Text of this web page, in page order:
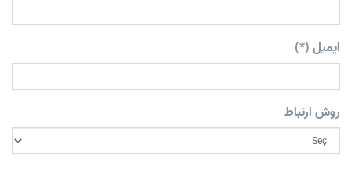
ایمیل (*)
روش ارتباط